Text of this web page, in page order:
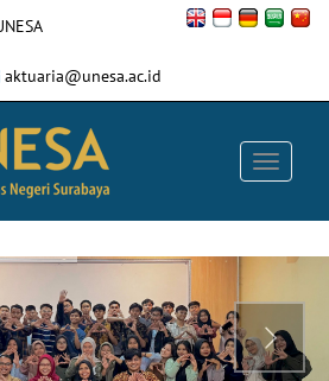
aktuaria@unesa.ac.id